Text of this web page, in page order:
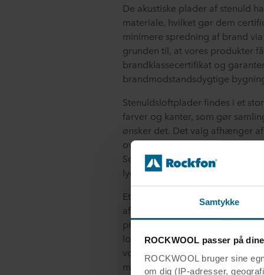
Samtykke
ROCKWOOL passer på
ROCKWOOL bruger sine
om dig (IP-adresser,
De akustiske plader af stenuld
materiale, hvilket gør dem
minimere spredning af brand
grunden til, at vores produkter
brandklassecertifikat og
brandmodstandsdygtige
Stenuldsloftplader findes i et
farver og kanter, som gør
ønsker det. Det valg afhænger
over det nedhængte loft, hvor
Sortimentet indeholder også
lydisolering rum til rum har høj
Et stenuldsloft er et
af natursten. Det gør produktet
problemer genanvendes til nye
loft. Stenuldsplader bliver
voresgenbrugsordning
. Et
med cradle-to-cradle bronze